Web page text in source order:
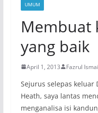
UMUM
Membuat
yang baik
April 1, 2013 Fazrul
Sejurus selepas keluar
Heath, saya lantas
menganalisa isi